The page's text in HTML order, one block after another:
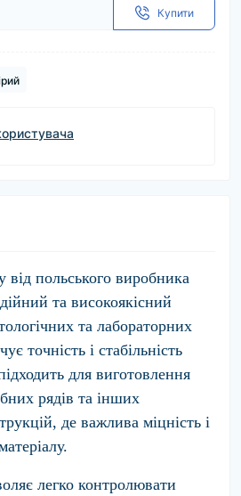
Купити
від польського виробника
та високоякісний
та лабораторних
точність і стабільність
для виготовлення
рядів та інших
де важлива міцність і
легко контролювати